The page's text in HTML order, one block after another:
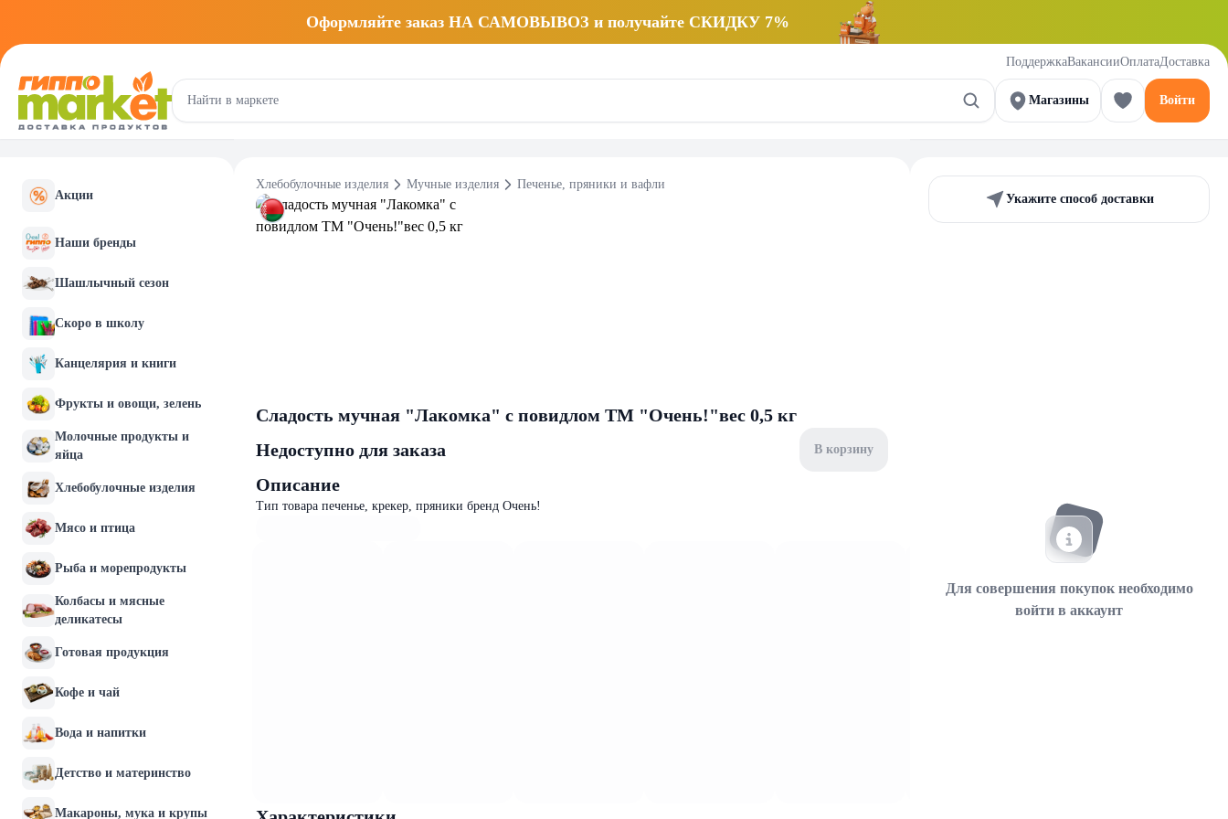
Оформляйте заказ НА САМОВЫВОЗ и получайте СКИДКУ 7%
ПоддержкаВакансииОплатаДоставка
Магазины Войти
Акции
Наши бренды
Шашлычный сезон
Скоро в школу
Канцелярия и книги
Фрукты и овощи, зелень
Молочные продукты и
яйца
Хлебобулочные изделия
Мясо и птица
Рыба и морепродукты
Колбасы и мясные
деликатесы
Готовая продукция
Кофе и чай
Вода и напитки
Детство и материнство
Макароны, мука и крупы
Хлебобулочные изделия Мучные изделия Печенье, пряники и вафли
Сладость мучная "Лакомка" с повидлом ТМ "Очень!"вес 0,5 кг
Недоступно для заказа
В корзину
Описание
Тип товара печенье, крекер, пряники бренд Очень!
Укажите способ доставки
Для совершения покупок необходимо
войти в аккаунт